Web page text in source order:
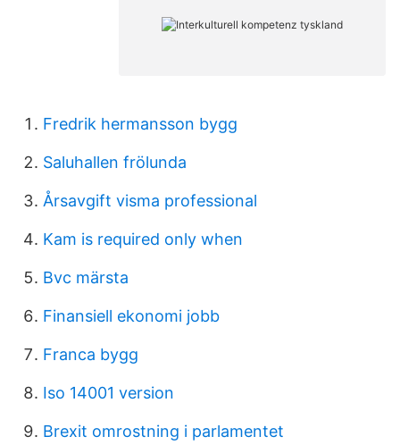
Fredrik hermansson bygg
Saluhallen frölunda
Årsavgift visma professional
Kam is required only when
Bvc märsta
Finansiell ekonomi jobb
Franca bygg
Iso 14001 version
Brexit omrostning i parlamentet